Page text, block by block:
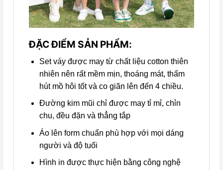
ĐẶC ĐIỂM SẢN PHẨM:
Set váy được may từ chất liệu cotton thiên
nhiên nên rất mềm mịn, thoáng mát, thấm
hút mồ hôi tốt và co giãn lên đến 4 chiều.
Đường kim mũi chỉ được may tỉ mỉ, chỉn
chu, đều đặn và thẳng tắp
Áo lên form chuẩn phù hợp với mọi dáng
người và độ tuổi
Hình in được thực hiện bằng công nghệ